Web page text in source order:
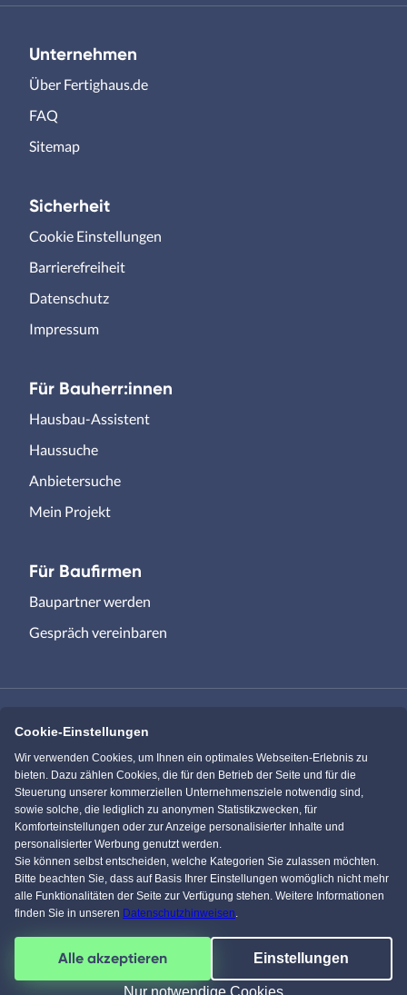
Unternehmen
Über Fertighaus.de
FAQ
Sitemap
Sicherheit
Cookie Einstellungen
Barrierefreiheit
Datenschutz
Impressum
Für Bauherr:innen
Hausbau-Assistent
Haussuche
Anbietersuche
Mein Projekt
Für Baufirmen
Baupartner werden
Gespräch vereinbaren
Immowelt.de Bauen.de
Massivhaus.de Bungalow.de
Einfamilienhaus.de
© 1996-2026 pw-Internet Solutions GmbH
4,5 von über61591Kunden
Facebook
Pinterest
Instagram
YouTube
Cookie-Einstellungen
Wir verwenden Cookies, um Ihnen ein optimales Webseiten-Erlebnis zu
bieten. Dazu zählen Cookies, die für den Betrieb der Seite und für die
Steuerung unserer kommerziellen Unternehmensziele notwendig sind,
sowie solche, die lediglich zu anonymen Statistikzwecken, für
Komforteinstellungen oder zur Anzeige personalisierter Inhalte und
personalisierter Werbung genutzt werden.
Sie können selbst entscheiden, welche Kategorien Sie zulassen möchten.
Bitte beachten Sie, dass auf Basis Ihrer Einstellungen womöglich nicht mehr
alle Funktionalitäten der Seite zur Verfügung stehen. Weitere Informationen
finden Sie in unseren Datenschutzhinweisen.
Alle akzeptieren Einstellungen
Nur notwendige Cookies